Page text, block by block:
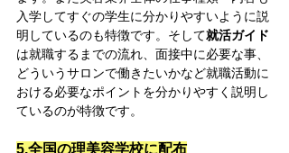
入学してすぐの学生に分かりやすいように説
明しているのも特徴です。そして就活ガイド
は就職するまでの流れ、面接中に必要な事、
どういうサロンで働きたいかなど就職活動に
おける必要なポイントを分かりやすく説明し
ているのが特徴です。
5.全国の理美容学校に配布